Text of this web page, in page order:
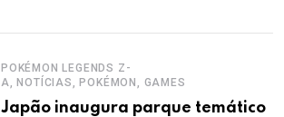
POKÉMON LEGENDS Z-
A, NOTÍCIAS, POKÉMON, GAMES
Japão inaugura parque temático